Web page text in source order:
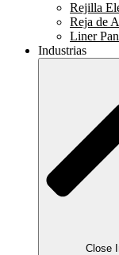
Rejilla
Reja de
Liner
Industrias
Close